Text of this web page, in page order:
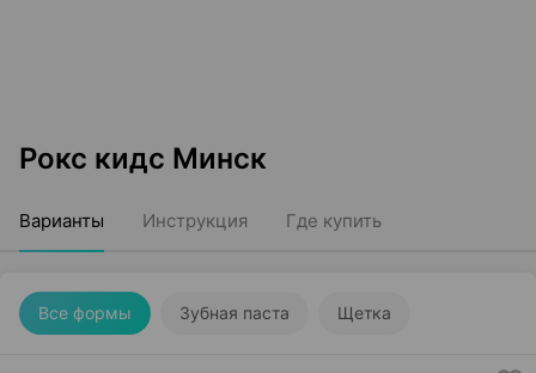
Рокс кидс Минск
Варианты Инструкция Где купить
Все формы Зубная паста Щетка